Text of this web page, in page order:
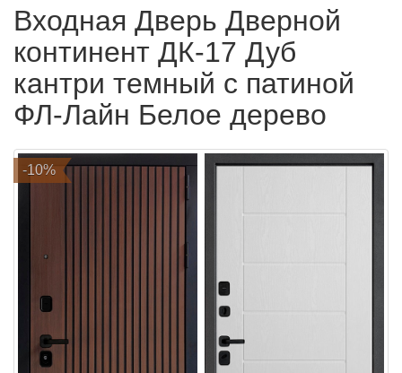
Входная Дверь Дверной
континент ДК-17 Дуб
кантри темный с патиной
ФЛ-Лайн Белое дерево
-10%